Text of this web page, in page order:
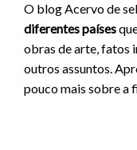
O blog Acervo de
diferentes países
obras de arte, fatos
outros assuntos.
pouco mais sobre a